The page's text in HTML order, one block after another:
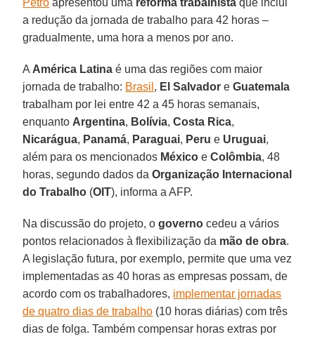
a redução da jornada de trabalho para 42 horas –
gradualmente, uma hora a menos por ano.
A América Latina é uma das regiões com maior
jornada de trabalho: Brasil , El Salvador eGuatemala
trabalham por lei entre 42 a 45 horas semanais,
enquanto Argentina, Bolívia,Costa Rica,
Nicarágua, Panamá, Paraguai, Peru e Uruguai,
além para os mencionados México eColômbia, 48
horas, segundo dados daOrganização Internacional
do Trabalho (OIT), informa a AFP.
Na discussão do projeto, ogoverno cedeu a vários
pontos relacionados à flexibilização da mão de obra.
A legislação futura, por exemplo, permite que uma vez
implementadas as 40 horas as empresas possam, de
acordo com os trabalhadores, implementar jornadas
de quatro dias de trabalho (10 horas diárias) com três
dias de folga. Também compensar horas extras por